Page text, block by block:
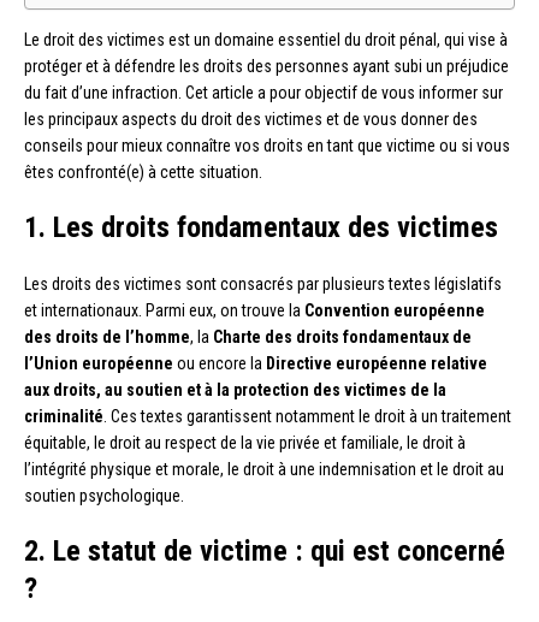
Le droit des victimes est un domaine essentiel du droit pénal, qui vise à
protéger et à défendre les droits des personnes ayant subi un préjudice
du fait d’une infraction. Cet article a pour objectif de vous informer sur
les principaux aspects du droit des victimes et de vous donner des
conseils pour mieux connaître vos droits en tant que victime ou si vous
êtes confronté(e) à cette situation.
1. Les droits fondamentaux des victimes
Les droits des victimes sont consacrés par plusieurs textes législatifs
et internationaux. Parmi eux, on trouve la Convention européenne
des droits de l’homme, la Charte des droits fondamentaux de
l’Union européenne ou encore la Directive européenne relative
aux droits, au soutien et à la protection des victimes de la
criminalité . Ces textes garantissent notamment le droit à un traitement
équitable, le droit au respect de la vie privée et familiale, le droit à
l’intégrité physique et morale, le droit à une indemnisation et le droit au
soutien psychologique.
2. Le statut de victime : qui est concerné
?